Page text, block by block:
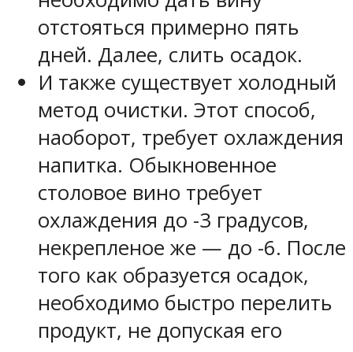
отстояться примерно пять
дней. Далее, слить осадок.
И также существует холодный
метод очистки. Этот способ,
наоборот, требует охлаждения
напитка. Обыкновенное
столовое вино требует
охлаждения до -3 градусов,
некрепленое же — до -6. После
того как образуется осадок,
необходимо быстро перелить
продукт, не допуская его